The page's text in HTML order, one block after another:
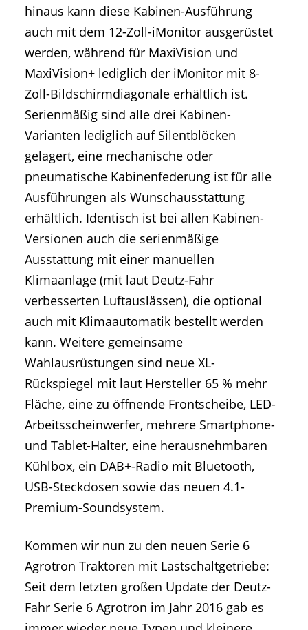
hinaus kann diese Kabinen-Ausführung
auch mit dem 12-Zoll-iMonitor ausgerüstet
werden, während für MaxiVision und
MaxiVision+ lediglich der iMonitor mit 8-
Zoll-Bildschirmdiagonale erhältlich ist.
Serienmäßig sind alle drei Kabinen-
Varianten lediglich auf Silentblöcken
gelagert, eine mechanische oder
pneumatische Kabinenfederung ist für alle
Ausführungen als Wunschausstattung
erhältlich. Identisch ist bei allen Kabinen-
Versionen auch die serienmäßige
Ausstattung mit einer manuellen
Klimaanlage (mit laut Deutz-Fahr
verbesserten Luftauslässen), die optional
auch mit Klimaautomatik bestellt werden
kann. Weitere gemeinsame
Wahlausrüstungen sind neue XL-
Rückspiegel mit laut Hersteller 65 % mehr
Fläche, eine zu öffnende Frontscheibe, LED-
Arbeitsscheinwerfer, mehrere Smartphone-
und Tablet-Halter, eine herausnehmbaren
Kühlbox, ein DAB+-Radio mit Bluetooth,
USB-Steckdosen sowie das neuen 4.1-
Premium-Soundsystem.
Kommen wir nun zu den neuen Serie 6
Agrotron Traktoren mit Lastschaltgetriebe:
Seit dem letzten großen Update der Deutz-
Fahr Serie 6 Agrotron im Jahr 2016 gab es